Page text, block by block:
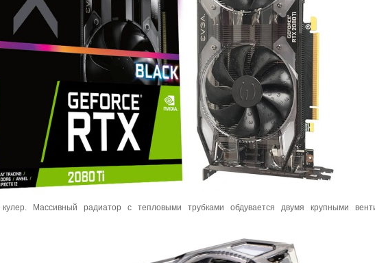
Массивный радиатор с тепловыми трубками обдувается двумя крупными